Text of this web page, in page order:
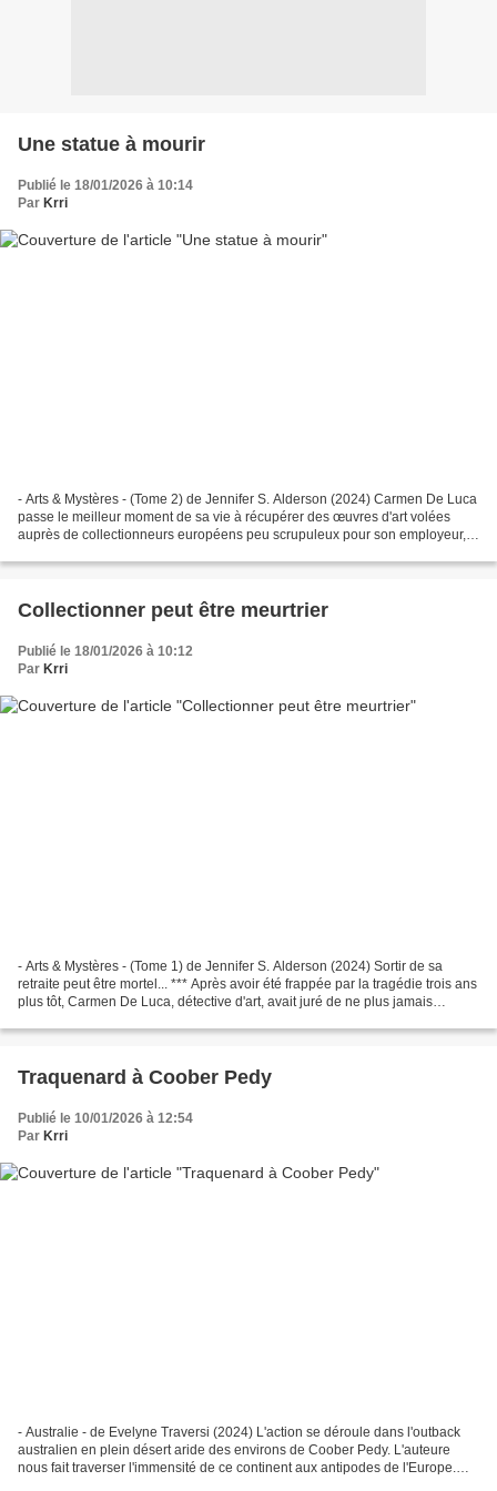
Une statue à mourir
Publié le 18/01/2026 à 10:14
Par Krri
- Arts & Mystères - (Tome 2) de Jennifer S. Alderson (2024) Carmen De Luca
passe le meilleur moment de sa vie à récupérer des œuvres d'art volées
auprès de collectionneurs européens peu scrupuleux pour son employeur,
Collectionner peut être meurtrier
Publié le 18/01/2026 à 10:12
Par Krri
- Arts & Mystères - (Tome 1) de Jennifer S. Alderson (2024) Sortir de sa
retraite peut être mortel... *** Après avoir été frappée par la tragédie trois ans
plus tôt, Carmen De Luca, détective d'art, avait juré de ne plus jamais
Traquenard à Coober Pedy
Publié le 10/01/2026 à 12:54
Par Krri
- Australie - de Evelyne Traversi (2024) L'action se déroule dans l'outback
australien en plein désert aride des environs de Coober Pedy. L'auteure
nous fait traverser l'immensité de ce continent aux antipodes de l'Europe.